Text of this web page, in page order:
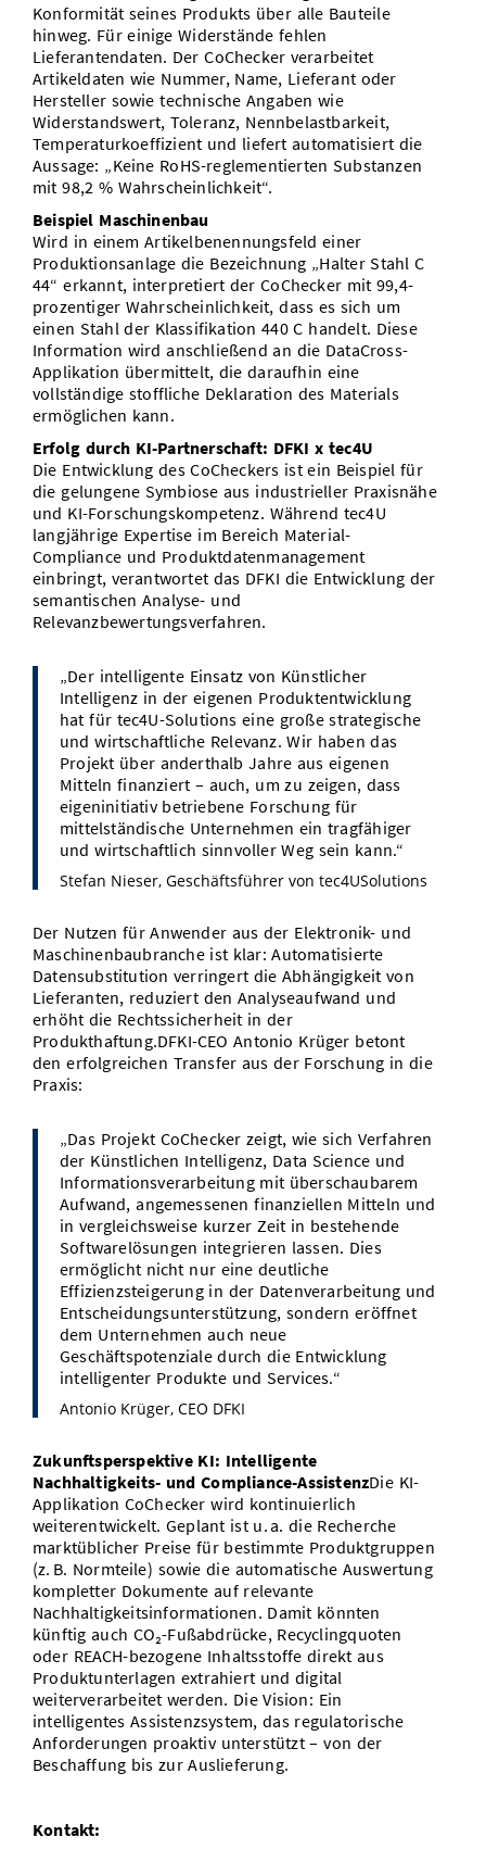
Konformität seines Produkts über alle Bauteile
hinweg. Für einige Widerstände fehlen
Lieferantendaten. Der CoChecker verarbeitet
Artikeldaten wie Nummer, Name, Lieferant oder
Hersteller sowie technische Angaben wie
Widerstandswert, Toleranz, Nennbelastbarkeit,
Temperaturkoeffizient und liefert automatisiert die
Aussage: „Keine RoHS-reglementierten Substanzen
mit 98,2 % Wahrscheinlichkeit“.
Beispiel Maschinenbau
Wird in einem Artikelbenennungsfeld einer
Produktionsanlage die Bezeichnung „Halter Stahl C
44“ erkannt, interpretiert der CoChecker mit 99,4-
prozentiger Wahrscheinlichkeit, dass es sich um
einen Stahl der Klassifikation 440 C handelt. Diese
Information wird anschließend an die DataCross-
Applikation übermittelt, die daraufhin eine
vollständige stoffliche Deklaration des Materials
ermöglichen kann.
Erfolg durch KI-Partnerschaft: DFKI x tec4U
Die Entwicklung des CoCheckers ist ein Beispiel für
die gelungene Symbiose aus industrieller Praxisnähe
und KI-Forschungskompetenz. Während tec4U
langjährige Expertise im Bereich Material-
Compliance und Produktdatenmanagement
einbringt, verantwortet das DFKI die Entwicklung der
semantischen Analyse- und
Relevanzbewertungsverfahren.
„Der intelligente Einsatz von Künstlicher
Intelligenz in der eigenen Produktentwicklung
hat für tec4U-Solutions eine große strategische
und wirtschaftliche Relevanz. Wir haben das
Projekt über anderthalb Jahre aus eigenen
Mitteln finanziert – auch, um zu zeigen, dass
eigeninitiativ betriebene Forschung für
mittelständische Unternehmen ein tragfähiger
und wirtschaftlich sinnvoller Weg sein kann.“
Stefan Nieser, Geschäftsführer von tec4USolutions
Der Nutzen für Anwender aus der Elektronik- und
Maschinenbaubranche ist klar: Automatisierte
Datensubstitution verringert die Abhängigkeit von
Lieferanten, reduziert den Analyseaufwand und
erhöht die Rechtssicherheit in der
Produkthaftung.DFKI-CEO Antonio Krüger betont
den erfolgreichen Transfer aus der Forschung in die
Praxis:
„Das Projekt CoChecker zeigt, wie sich Verfahren
der Künstlichen Intelligenz, Data Science und
Informationsverarbeitung mit überschaubarem
Aufwand, angemessenen finanziellen Mitteln und
in vergleichsweise kurzer Zeit in bestehende
Softwarelösungen integrieren lassen. Dies
ermöglicht nicht nur eine deutliche
Effizienzsteigerung in der Datenverarbeitung und
Entscheidungsunterstützung, sondern eröffnet
dem Unternehmen auch neue
Geschäftspotenziale durch die Entwicklung
intelligenter Produkte und Services.“
Antonio Krüger, CEO DFKI
Zukunftsperspektive KI: Intelligente
Nachhaltigkeits- und Compliance-AssistenzDie KI-
Applikation CoChecker wird kontinuierlich
weiterentwickelt. Geplant ist u. a. die Recherche
marktüblicher Preise für bestimmte Produktgruppen
(z. B. Normteile) sowie die automatische Auswertung
kompletter Dokumente auf relevante
Nachhaltigkeitsinformationen. Damit könnten
künftig auch CO₂-Fußabdrücke, Recyclingquoten
oder REACH-bezogene Inhaltsstoffe direkt aus
Produktunterlagen extrahiert und digital
weiterverarbeitet werden. Die Vision: Ein
intelligentes Assistenzsystem, das regulatorische
Anforderungen proaktiv unterstützt – von der
Beschaffung bis zur Auslieferung.
Kontakt: